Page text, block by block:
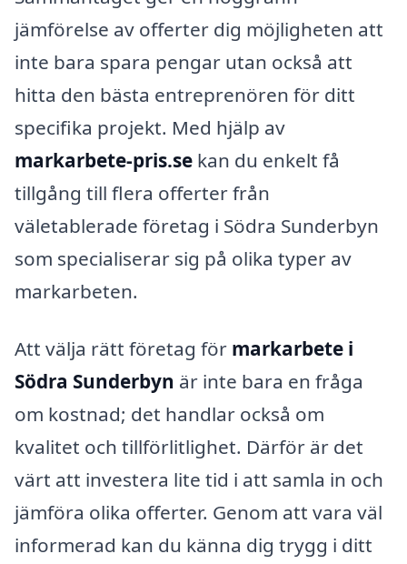
jämförelse av offerter dig möjligheten att
inte bara spara pengar utan också att
hitta den bästa entreprenören för ditt
specifika projekt. Med hjälp av
markarbete-pris.se kan du enkelt få
tillgång till flera offerter från
väletablerade företag i Södra Sunderbyn
som specialiserar sig på olika typer av
markarbeten.
Att välja rätt företag för markarbete i
Södra Sunderbyn är inte bara en fråga
om kostnad; det handlar också om
kvalitet och tillförlitlighet. Därför är det
värt att investera lite tid i att samla in och
jämföra olika offerter. Genom att vara väl
informerad kan du känna dig trygg i ditt